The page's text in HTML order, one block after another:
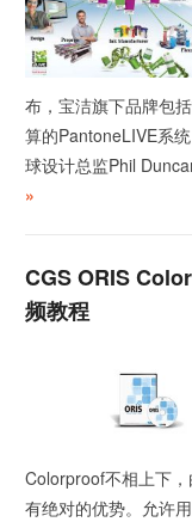
布，宝洁旗下品牌包
算的PantoneLIVE系
球设计总监Phil
»
CGS ORIS
频教程
Colorproof不相上下
有绝对的优势。允许